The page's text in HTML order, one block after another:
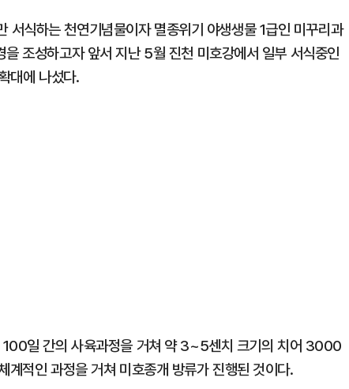
서식하는 천연기념물이자 멸종위기 야생생물 1급인 미꾸리과
조성하고자 앞서 지난 5월 진천 미호강에서 일부 서식중인
대에 나섰다.
100일 간의 사육과정을 거쳐 약 3~5센치 크기의 치어 3000
적인 과정을 거쳐 미호종개 방류가 진행된 것이다.